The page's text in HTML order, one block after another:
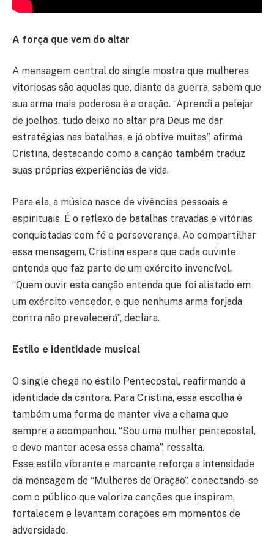
A força que vem do altar
A mensagem central do single mostra que mulheres
vitoriosas são aquelas que, diante da guerra, sabem que
sua arma mais poderosa é a oração. “Aprendi a pelejar
de joelhos, tudo deixo no altar pra Deus me dar
estratégias nas batalhas, e já obtive muitas”, afirma
Cristina, destacando como a canção também traduz
suas próprias experiências de vida.
Para ela, a música nasce de vivências pessoais e
espirituais. É o reflexo de batalhas travadas e vitórias
conquistadas com fé e perseverança. Ao compartilhar
essa mensagem, Cristina espera que cada ouvinte
entenda que faz parte de um exército invencível.
“Quem ouvir esta canção entenda que foi alistado em
um exército vencedor, e que nenhuma arma forjada
contra não prevalecerá”, declara.
Estilo e identidade musical
O single chega no estilo Pentecostal, reafirmando a
identidade da cantora. Para Cristina, essa escolha é
também uma forma de manter viva a chama que
sempre a acompanhou. “Sou uma mulher pentecostal,
e devo manter acesa essa chama”, ressalta.
Esse estilo vibrante e marcante reforça a intensidade
da mensagem de “Mulheres de Oração”, conectando-se
com o público que valoriza canções que inspiram,
fortalecem e levantam corações em momentos de
adversidade.